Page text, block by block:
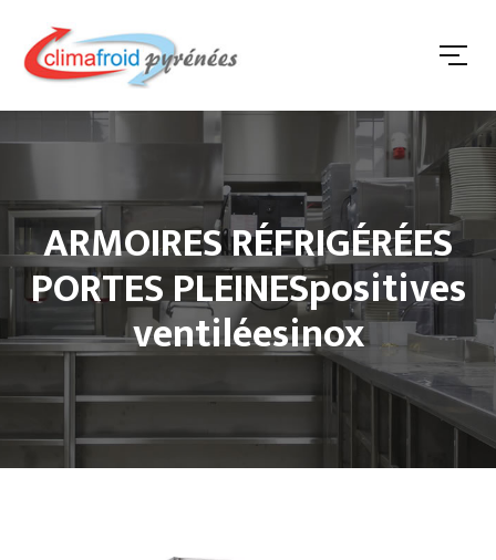
ARMOIRES RÉFRIGÉRÉES
PORTES PLEINESpositives
ventiléesinox